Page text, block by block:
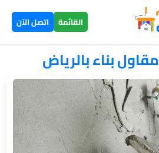
القائمة اتصل الآن
​مقاول بناء بالرياض